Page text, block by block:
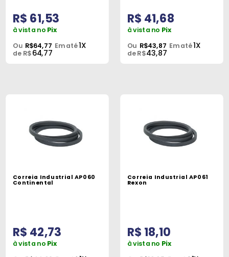
R$ 61,53
à vista no Pix
Ou R$64,77 Em até1X
de R$64,77
R$ 41,68
à vista no Pix
Ou R$43,87 Em até1X
de R$43,87
Correia Industrial AP060
Continental
R$ 42,73
à vista no Pix
Correia Industrial AP061
Rexon
R$ 18,10
à vista no Pix